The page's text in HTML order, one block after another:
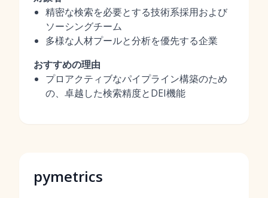
精密な検索を必要とする技術系採用および
ソーシングチーム
多様な人材プールと分析を優先する企業
おすすめの理由
プロアクティブなパイプライン構築のため
の、卓越した検索精度とDEI機能
pymetrics